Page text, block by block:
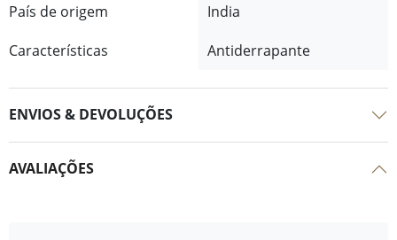
País de origem
India
Características
Antiderrapante
ENVIOS & DEVOLUÇÕES
AVALIAÇÕES